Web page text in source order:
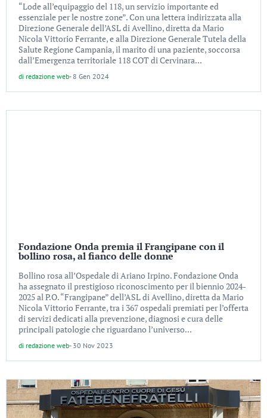
“Lode all’equipaggio del 118, un servizio importante ed
essenziale per le nostre zone”. Con una lettera indirizzata alla
Direzione Generale dell’ASL di Avellino, diretta da Mario
Nicola Vittorio Ferrante, e alla Direzione Generale Tutela della
Salute Regione Campania, il marito di una paziente, soccorsa
dall’Emergenza territoriale 118 COT di Cervinara...
di redazione web- 8 Gen 2024
Fondazione Onda premia il Frangipane con il
bollino rosa, al fianco delle donne
Bollino rosa all’Ospedale di Ariano Irpino. Fondazione Onda
ha assegnato il prestigioso riconoscimento per il biennio 2024-
2025 al P.O. “Frangipane” dell’ASL di Avellino, diretta da Mario
Nicola Vittorio Ferrante, tra i 367 ospedali premiati per l’offerta
di servizi dedicati alla prevenzione, diagnosi e cura delle
principali patologie che riguardano l’universo...
di redazione web- 30 Nov 2023